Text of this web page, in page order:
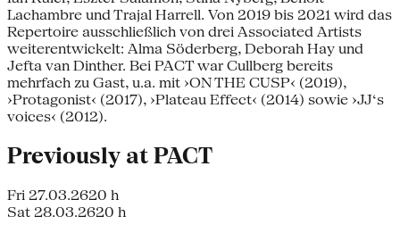
Lachambre und Trajal Harrell. Von 2019 bis 2021 wird das
Repertoire ausschließlich von drei Associated Artists
weiterentwickelt: Alma Söderberg, Deborah Hay und
Jefta van Dinther. Bei PACT war Cullberg bereits
mehrfach zu Gast, u.a. mit ›ON THE CUSP‹ (2019),
›Protagonist‹ (2017), ›Plateau Effect‹ (2014) sowie ›JJ‘s
voices‹ (2012).
Previously at PACT
Fri 27.03.2620 h
Sat 28.03.2620 h